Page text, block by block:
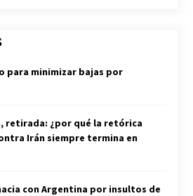
para minimizar bajas por
retirada: ¿por qué la retórica
Irán siempre termina en
con Argentina por insultos de